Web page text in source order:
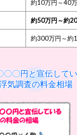
約10万円～40
約50万円～約
約300万円～約
〇〇円と宣伝して
気調査の料金相場